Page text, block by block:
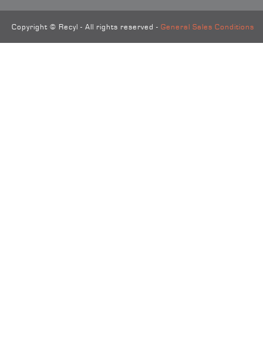
Copyright © Recyl - All rights reserved - General Sales Conditions